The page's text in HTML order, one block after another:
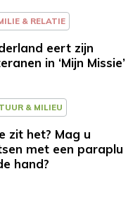
& RELATIE
eert zijn
in ‘Mijn Missie’
& MILIEU
zit het? Mag u
met een paraplu
hand?